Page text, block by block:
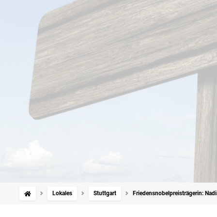
Lokales Stuttgart Friedensnobelpreisträgerin: